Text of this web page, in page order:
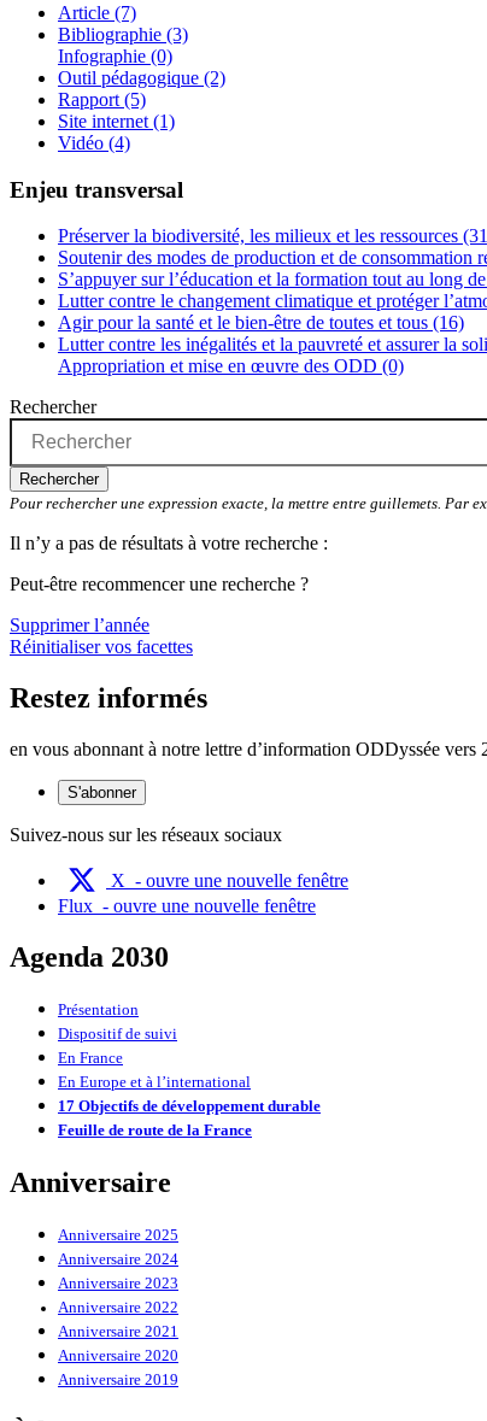
Article (7)
Bibliographie (3)
Infographie (0)
Outil pédagogique (2)
Rapport (5)
Site internet (1)
Vidéo (4)
Enjeu transversal
Préserver la biodiversité, les milieux et les ressources
Soutenir des modes de production et de consommation
S’appuyer sur l’éducation et la formation tout au long
Lutter contre le changement climatique et protéger
Agir pour la santé et le bien-être de toutes et tous (16)
Lutter contre les inégalités et la pauvreté et assurer la
Appropriation et mise en œuvre des ODD (0)
Rechercher
Rechercher
Pour rechercher une expression exacte, la mettre entre guillemets. Par
Il n’y a pas de résultats à votre recherche :
Peut-être recommencer une recherche ?
Supprimer l’année
Réinitialiser vos facettes
Restez informés
en vous abonnant à notre lettre d’information ODDyssée vers
S'abonner
Suivez-nous sur les réseaux sociaux
X - ouvre une nouvelle fenêtre
Flux - ouvre une nouvelle fenêtre
Agenda 2030
Présentation
Dispositif de suivi
En France
En Europe et à l’international
17 Objectifs de développement durable
Feuille de route de la France
Anniversaire
Anniversaire 2025
Anniversaire 2024
Anniversaire 2023
Anniversaire 2022
Anniversaire 2021
Anniversaire 2020
Anniversaire 2019